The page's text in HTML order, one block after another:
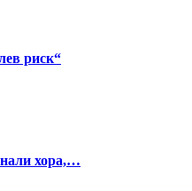
риск“
хора,…